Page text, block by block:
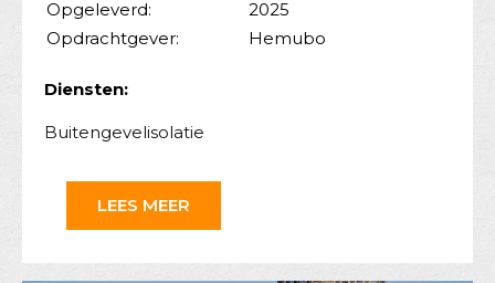
Opgeleverd:
2025
Opdrachtgever:
Hemubo
Diensten:
Buitengevelisolatie
LEES MEER